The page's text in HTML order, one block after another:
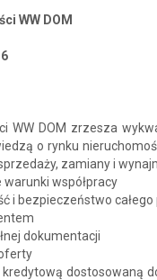
WW DOM
WW DOM zrzesza
o rynku
zamiany i
warunki współpracy
i bezpieczeństwo
dokumentacji
dostosowaną